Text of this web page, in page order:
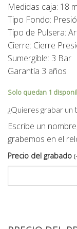
Medidas caja: 18
Tipo Fondo:
Tipo de Pulsera:
Cierre: Cierre
Sumergible: 3 Bar
Garantía 3 años
Solo quedan 1
¿Quieres grabar un
Escribe un
grabemos en el
Precio del grabado (